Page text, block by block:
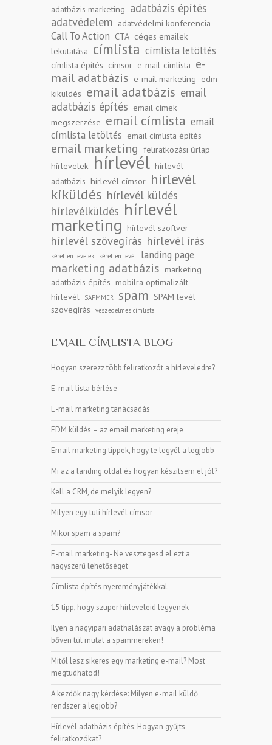
adatbázis marketing adatbázis építés
adatvédelem adatvédelmi konferencia
Call To Action CTA céges emailek
lekutatása címlista címlista letöltés
címlista építés címsor e-mail-címlista e-
mail adatbázis e-mail marketing edm
kiküldés email adatbázis email
adatbázis építés email címek
megszerzése email címlista email
címlista letöltés email címlista építés
email marketing feliratkozási űrlap
hírlevelek
hírlevél hírlevél
adatbázis hírlevél címsor hírlevél
kiküldés hírlevél küldés
hírlevélküldés hírlevél
marketing hírlevél szoftver
hírlevél szövegírás hírlevél írás
kéretlen levelek kéretlen levél landing page
marketing adatbázis marketing
adatbázis építés mobilra optimalizált
hírlevél
SAPMMER spam SPAM levél
szövegírás
veszedelmes címlista
EMAIL CÍMLISTA BLOG
Hogyan szerezz több feliratkozót a hírleveledre?
E-mail lista bérlése
E-mail marketing tanácsadás
EDM küldés – az email marketing ereje
Email marketing tippek, hogy te legyél a legjobb
Mi az a landing oldal és hogyan készítsem el jól?
Kell a CRM, de melyik legyen?
Milyen egy tuti hírlevél címsor
Mikor spam a spam?
E-mail marketing- Ne vesztegesd el ezt a
nagyszerű lehetőséget
Címlista építés nyereményjátékkal
15 tipp, hogy szuper hírleveleid legyenek
Ilyen a nagyipari adathalászat avagy a probléma
bőven túl mutat a spammereken!
Mitől lesz sikeres egy marketing e-mail? Most
megtudhatod!
A kezdők nagy kérdése: Milyen e-mail küldő
rendszer a legjobb?
Hírlevél adatbázis építés: Hogyan gyűjts
feliratkozókat?